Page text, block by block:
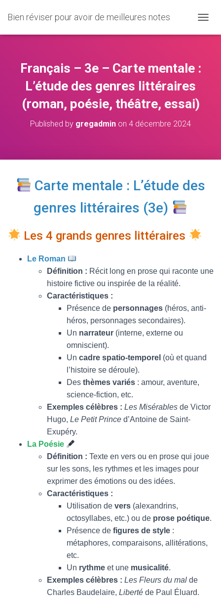
Bien réviser pour avoir de meilleures notes
U
V
Français – 3e – Carte mentale :
L’étude des genres littéraires
(roman, poésie, théâtre, essai)
Published by gregadmin on 4 décembre 2024
Carte mentale : L’étude des
genres littéraires (3e)
Les 4 grands genres littéraires
Le Roman
Définition : Récit long en prose qui raconte une
histoire fictive ou inspirée de la réalité.
Caractéristiques :
Présence de personnages (héros, anti-
héros, personnages secondaires).
Un narrateur (interne, externe ou
omniscient).
Un cadre spatio-temporel (où et quand
l’histoire se déroule).
Des thèmes variés : amour, aventure,
science-fiction, etc.
Exemples célèbres : Les Misérables de Victor
Hugo, Le Petit Prince d’Antoine de Saint-
Exupéry.
La Poésie
Définition : Texte en vers ou en prose qui joue
sur les sons, les rythmes et les images pour
exprimer des émotions ou des idées.
Caractéristiques :
Utilisation de vers (alexandrins,
octosyllabes, etc.) ou de prose poétique.
Présence de figures de style :
métaphores, comparaisons, allitérations,
etc.
Un rythme et une musicalité.
Exemples célèbres : Les Fleurs du mal de
Charles Baudelaire, Liberté de Paul Éluard.